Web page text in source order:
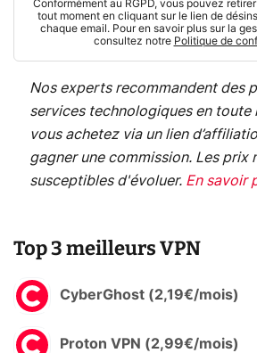
Conformément au RGPD, vous pouvez
tout moment en cliquant sur le lien de
chaque email. Pour en savoir plus sur la
consultez notre Politique de
Nos experts recommandent des
services technologiques en toute
vous achetez via un lien
gagner une commission. Les prix
susceptibles d'évoluer. En savoir
Top 3 meilleurs VPN
CyberGhost (2,19€/mois)
Proton VPN (2,99€/mois)